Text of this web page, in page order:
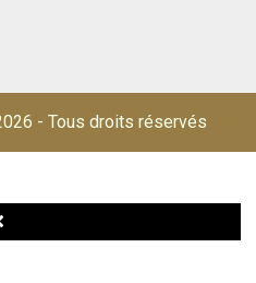
- Tous droits réservés